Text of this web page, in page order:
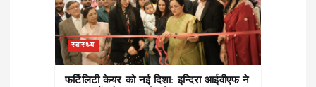
स्वास्थ्य
फर्टिलिटी केयर को नई दिशा: इन्दिरा आईवीएफ ने